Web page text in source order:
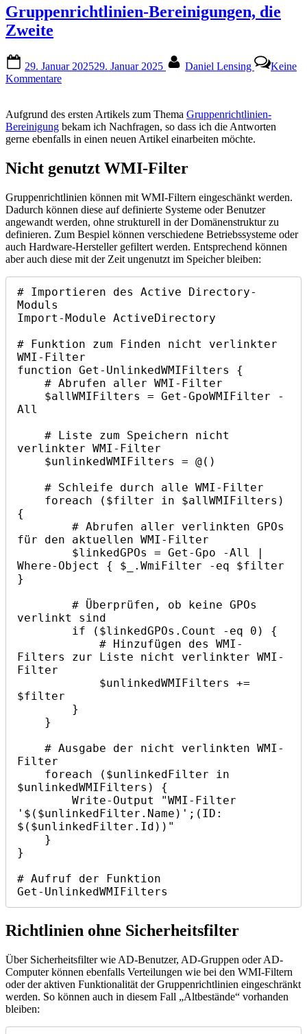
Gruppenrichtlinien-Bereinigungen, die
Zweite
on
29. Januar 202529. Januar 2025 Daniel Lensing
Keine
Kommentarezu
die
Zweite
Aufgrund des ersten Artikels zum Thema Gruppenrichtlinien-
Bereinigung bekam ich Nachfragen, so dass ich die Antworten
gerne ebenfalls in einen neuen Artikel einarbeiten möchte.
Nicht genutzt WMI-Filter
Gruppenrichtlinien können mit WMI-Filtern eingeschänkt werden.
Dadurch können diese auf definierte Systeme oder Benutzer
angewandt werden, ohne strukturell in der Domänenstruktur zu
definieren. Zum Bespiel können verschiedene Betriebssysteme oder
auch Hardware-Hersteller gefiltert werden. Entsprechend können
aber auch diese mit der Zeit ungenutzt im Speicher bleiben:
# Importieren des Active Directory-
Moduls
Import-Module ActiveDirectory
# Funktion zum Finden nicht verlinkter
WMI-Filter
function Get-UnlinkedWMIFilters {
All
verlinkter WMI-Filter
{
für den aktuellen WMI-Filter
Where-Object { $_.WmiFilter -eq $filter
}
verlinkt sind
Filters zur Liste nicht verlinkter WMI-
Filter
$filter
Filter
$unlinkedWMIFilters) {
'$($unlinkedFilter.Name)';(ID:
$($unlinkedFilter.Id))"
}
# Aufruf der Funktion
Get-UnlinkedWMIFilters
Richtlinien ohne Sicherheitsfilter
Über Sicherheitsfilter wie AD-Benutzer, AD-Gruppen oder AD-
Computer können ebenfalls Verteilungen wie bei den WMI-Filtern
oder der aktiven Funktionalität der Gruppenrichtlinien eingeschränkt
werden. So können auch in diesem Fall „Altbestände“ vorhanden
bleiben: